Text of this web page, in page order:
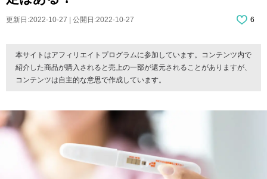
更新日:2022-10-27 | 公開日:2022-10-27 6
本サイトはアフィリエイトプログラムに参加しています。コンテンツ内で
紹介した商品が購入されると売上の一部が還元されることがありますが、
コンテンツは自主的な意思で作成しています。